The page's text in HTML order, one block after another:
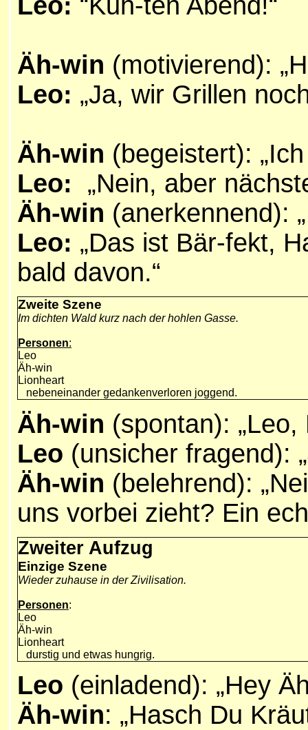
Äh-win (motivierend):
Leo: „Ja, wir Grillen
Äh-win (begeistert):
Leo: „Nein, aber
Äh-win (anerkennend):
Leo: „Das ist Bär-fekt,
bald davon.“
Zweite Szene
Im dichten Wald kurz nach der hohlen Gasse.
Personen:
Leo
Äh-win
Lionheart
nebeneinander gedankenverloren joggend.
Äh-win (spontan):
Leo (unsicher fragend):
Äh-win (belehrend):
uns vorbei zieht? Ein
Zweiter Aufzug
Einzige Szene
Wieder zuhause in der Zivilisation.
Personen:
Leo
Äh-win
Lionheart
durstig und etwas hungrig.
Leo (einladend): „Hey
Äh-win: „Hasch Du